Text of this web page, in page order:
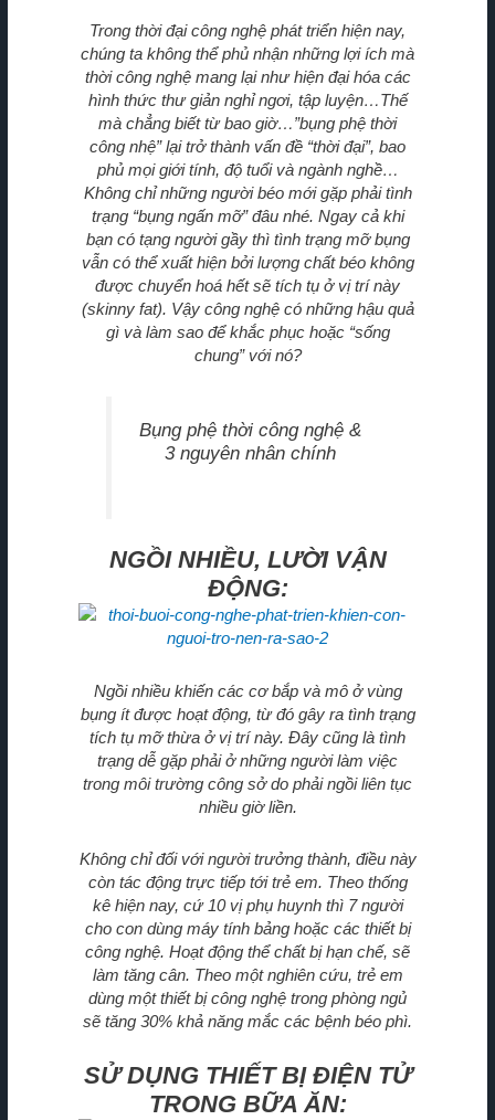
Trong thời đại công nghệ phát triển hiện nay,
chúng ta không thể phủ nhận những lợi ích mà
thời công nghệ mang lại như hiện đại hóa các
hình thức thư giản nghỉ ngơi, tập luyện…Thế
mà chẳng biết từ bao giờ…”bụng phệ thời
công nhệ” lại trở thành vấn đề “thời đại”, bao
phủ mọi giới tính, độ tuổi và ngành nghề…
Không chỉ những người béo mới gặp phải tình
trạng “bụng ngấn mỡ” đâu nhé. Ngay cả khi
bạn có tạng người gầy thì tình trạng mỡ bụng
vẫn có thể xuất hiện bởi lượng chất béo không
được chuyển hoá hết sẽ tích tụ ở vị trí này
(skinny fat). Vậy công nghệ có những hậu quả
gì và làm sao để khắc phục hoặc “sống
chung” với nó?
Bụng phệ thời công nghệ &
3 nguyên nhân chính
NGỒI NHIỀU, LƯỜI VẬN
ĐỘNG:
Ngồi nhiều khiến các cơ bắp và mô ở vùng
bụng ít được hoạt động, từ đó gây ra tình trạng
tích tụ mỡ thừa ở vị trí này. Đây cũng là tình
trạng dễ gặp phải ở những người làm việc
trong môi trường công sở do phải ngồi liên tục
nhiều giờ liền.
Không chỉ đối với người trưởng thành, điều này
còn tác động trực tiếp tới trẻ em. Theo thống
kê hiện nay, cứ 10 vị phụ huynh thì 7 người
cho con dùng máy tính bảng hoặc các thiết bị
công nghệ. Hoạt động thể chất bị hạn chế, sẽ
làm tăng cân. Theo một nghiên cứu, trẻ em
dùng một thiết bị công nghệ trong phòng ngủ
sẽ tăng 30% khả năng mắc các bệnh béo phì.
SỬ DỤNG THIẾT BỊ ĐIỆN TỬ
TRONG BỮA ĂN: